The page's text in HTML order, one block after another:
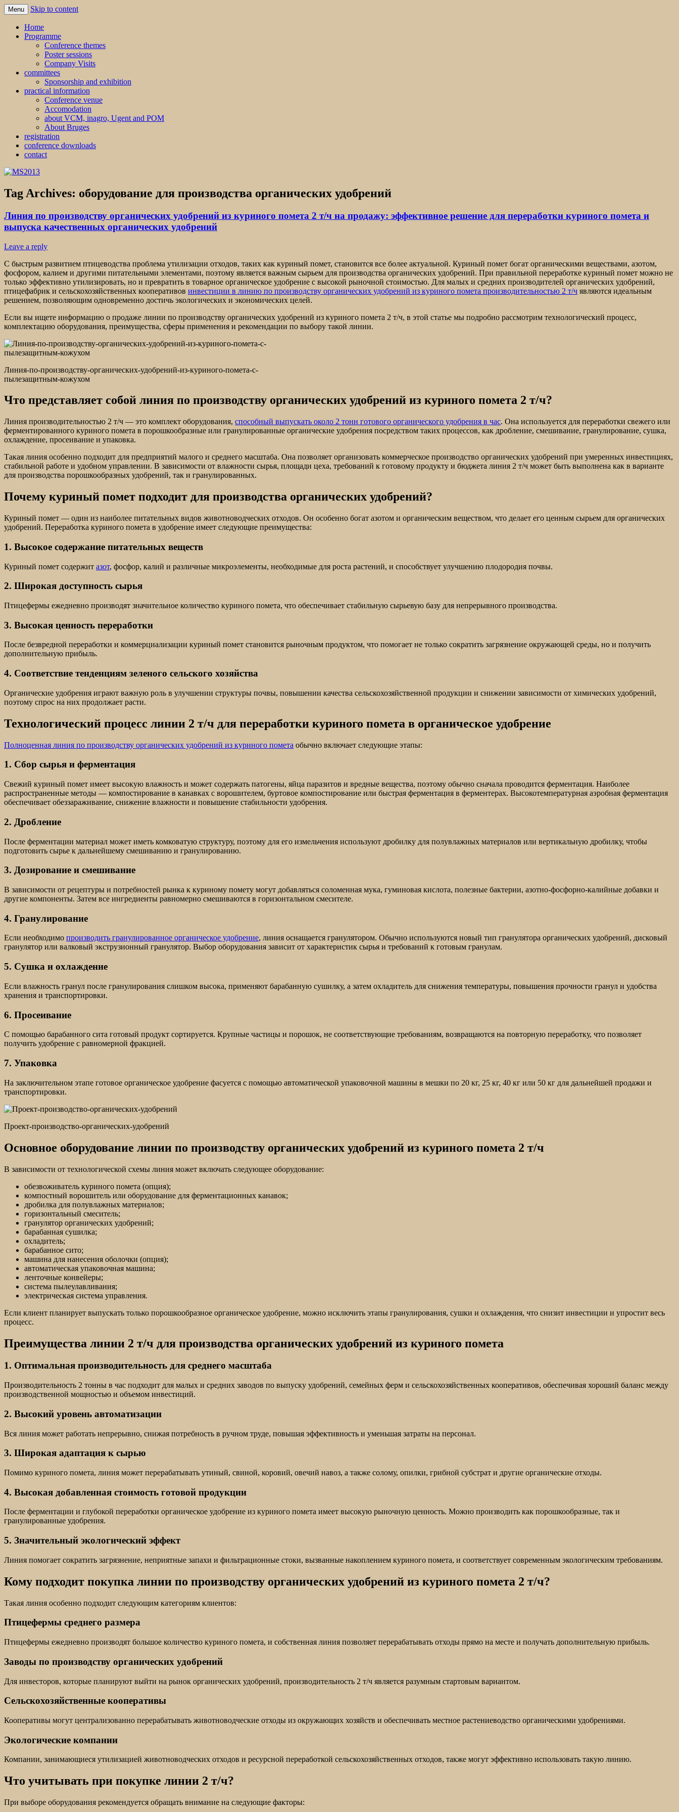
MS2013
Menu Skip to content
Home
Programme
Conference themes
Poster sessions
Company Visits
committees
Sponsorship and exhibition
practical information
Conference venue
Accomodation
about VCM, inagro, Ugent and POM
About Bruges
registration
conference downloads
contact
Tag Archives: оборудование для производства органических удобрений
Линия по производству органических удобрений из куриного помета 2 т/ч на продажу: эффективное решение для переработки куриного помета и
выпуска качественных органических удобрений
Leave a reply
С быстрым развитием птицеводства проблема утилизации отходов, таких как куриный помет, становится все более актуальной. Куриный помет богат органическими веществами, азотом,
фосфором, калием и другими питательными элементами, поэтому является важным сырьем для производства органических удобрений. При правильной переработке куриный помет можно не
только эффективно утилизировать, но и превратить в товарное органическое удобрение с высокой рыночной стоимостью. Для малых и средних производителей органических удобрений,
птицефабрик и сельскохозяйственных кооперативов инвестиции в линию по производству органических удобрений из куриного помета производительностью 2 т/ч являются идеальным
решением, позволяющим одновременно достичь экологических и экономических целей.
Если вы ищете информацию о продаже линии по производству органических удобрений из куриного помета 2 т/ч, в этой статье мы подробно рассмотрим технологический процесс,
комплектацию оборудования, преимущества, сферы применения и рекомендации по выбору такой линии.
Линия-по-производству-органических-удобрений-из-куриного-помета-с-
пылезащитным-кожухом
Что представляет собой линия по производству органических удобрений из куриного помета 2 т/ч?
Линия производительностью 2 т/ч — это комплект оборудования, способный выпускать около 2 тонн готового органического удобрения в час. Она используется для переработки свежего или
ферментированного куриного помета в порошкообразные или гранулированные органические удобрения посредством таких процессов, как дробление, смешивание, гранулирование, сушка,
охлаждение, просеивание и упаковка.
Такая линия особенно подходит для предприятий малого и среднего масштаба. Она позволяет организовать коммерческое производство органических удобрений при умеренных инвестициях,
стабильной работе и удобном управлении. В зависимости от влажности сырья, площади цеха, требований к готовому продукту и бюджета линия 2 т/ч может быть выполнена как в варианте
для производства порошкообразных удобрений, так и гранулированных.
Почему куриный помет подходит для производства органических удобрений?
Куриный помет — один из наиболее питательных видов животноводческих отходов. Он особенно богат азотом и органическим веществом, что делает его ценным сырьем для органических
удобрений. Переработка куриного помета в удобрение имеет следующие преимущества:
1. Высокое содержание питательных веществ
Куриный помет содержит азот, фосфор, калий и различные микроэлементы, необходимые для роста растений, и способствует улучшению плодородия почвы.
2. Широкая доступность сырья
Птицефермы ежедневно производят значительное количество куриного помета, что обеспечивает стабильную сырьевую базу для непрерывного производства.
3. Высокая ценность переработки
После безвредной переработки и коммерциализации куриный помет становится рыночным продуктом, что помогает не только сократить загрязнение окружающей среды, но и получить
дополнительную прибыль.
4. Соответствие тенденциям зеленого сельского хозяйства
Органические удобрения играют важную роль в улучшении структуры почвы, повышении качества сельскохозяйственной продукции и снижении зависимости от химических удобрений,
поэтому спрос на них продолжает расти.
Технологический процесс линии 2 т/ч для переработки куриного помета в органическое удобрение
Полноценная линия по производству органических удобрений из куриного помета обычно включает следующие этапы:
1. Сбор сырья и ферментация
Свежий куриный помет имеет высокую влажность и может содержать патогены, яйца паразитов и вредные вещества, поэтому обычно сначала проводится ферментация. Наиболее
распространенные методы — компостирование в канавках с ворошителем, буртовое компостирование или быстрая ферментация в ферментерах. Высокотемпературная аэробная ферментация
обеспечивает обеззараживание, снижение влажности и повышение стабильности удобрения.
2. Дробление
После ферментации материал может иметь комковатую структуру, поэтому для его измельчения используют дробилку для полувлажных материалов или вертикальную дробилку, чтобы
подготовить сырье к дальнейшему смешиванию и гранулированию.
3. Дозирование и смешивание
В зависимости от рецептуры и потребностей рынка к куриному помету могут добавляться соломенная мука, гуминовая кислота, полезные бактерии, азотно-фосфорно-калийные добавки и
другие компоненты. Затем все ингредиенты равномерно смешиваются в горизонтальном смесителе.
4. Гранулирование
Если необходимо производить гранулированное органическое удобрение, линия оснащается гранулятором. Обычно используются новый тип гранулятора органических удобрений, дисковый
гранулятор или валковый экструзионный гранулятор. Выбор оборудования зависит от характеристик сырья и требований к готовым гранулам.
5. Сушка и охлаждение
Если влажность гранул после гранулирования слишком высока, применяют барабанную сушилку, а затем охладитель для снижения температуры, повышения прочности гранул и удобства
хранения и транспортировки.
6. Просеивание
С помощью барабанного сита готовый продукт сортируется. Крупные частицы и порошок, не соответствующие требованиям, возвращаются на повторную переработку, что позволяет
получить удобрение с равномерной фракцией.
7. Упаковка
На заключительном этапе готовое органическое удобрение фасуется с помощью автоматической упаковочной машины в мешки по 20 кг, 25 кг, 40 кг или 50 кг для дальнейшей продажи и
транспортировки.
Проект-производство-органических-удобрений
Основное оборудование линии по производству органических удобрений из куриного помета 2 т/ч
В зависимости от технологической схемы линия может включать следующее оборудование:
обезвоживатель куриного помета (опция);
компостный ворошитель или оборудование для ферментационных канавок;
дробилка для полувлажных материалов;
горизонтальный смеситель;
гранулятор органических удобрений;
барабанная сушилка;
охладитель;
барабанное сито;
машина для нанесения оболочки (опция);
автоматическая упаковочная машина;
ленточные конвейеры;
система пылеулавливания;
электрическая система управления.
Если клиент планирует выпускать только порошкообразное органическое удобрение, можно исключить этапы гранулирования, сушки и охлаждения, что снизит инвестиции и упростит весь
процесс.
Преимущества линии 2 т/ч для производства органических удобрений из куриного помета
1. Оптимальная производительность для среднего масштаба
Производительность 2 тонны в час подходит для малых и средних заводов по выпуску удобрений, семейных ферм и сельскохозяйственных кооперативов, обеспечивая хороший баланс между
производственной мощностью и объемом инвестиций.
2. Высокий уровень автоматизации
Вся линия может работать непрерывно, снижая потребность в ручном труде, повышая эффективность и уменьшая затраты на персонал.
3. Широкая адаптация к сырью
Помимо куриного помета, линия может перерабатывать утиный, свиной, коровий, овечий навоз, а также солому, опилки, грибной субстрат и другие органические отходы.
4. Высокая добавленная стоимость готовой продукции
После ферментации и глубокой переработки органическое удобрение из куриного помета имеет высокую рыночную ценность. Можно производить как порошкообразные, так и
гранулированные удобрения.
5. Значительный экологический эффект
Линия помогает сократить загрязнение, неприятные запахи и фильтрационные стоки, вызванные накоплением куриного помета, и соответствует современным экологическим требованиям.
Кому подходит покупка линии по производству органических удобрений из куриного помета 2 т/ч?
Такая линия особенно подходит следующим категориям клиентов:
Птицефермы среднего размера
Птицефермы ежедневно производят большое количество куриного помета, и собственная линия позволяет перерабатывать отходы прямо на месте и получать дополнительную прибыль.
Заводы по производству органических удобрений
Для инвесторов, которые планируют выйти на рынок органических удобрений, производительность 2 т/ч является разумным стартовым вариантом.
Сельскохозяйственные кооперативы
Кооперативы могут централизованно перерабатывать животноводческие отходы из окружающих хозяйств и обеспечивать местное растениеводство органическими удобрениями.
Экологические компании
Компании, занимающиеся утилизацией животноводческих отходов и ресурсной переработкой сельскохозяйственных отходов, также могут эффективно использовать такую линию.
Что учитывать при покупке линии 2 т/ч?
При выборе оборудования рекомендуется обращать внимание на следующие факторы: